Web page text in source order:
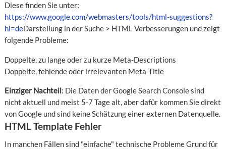
Diese finden Sie unter:
https://www.google.com/webmasters/tools/html-suggestions?
hl=deDarstellung in der Suche > HTML Verbesserungen und zeigt
folgende Probleme:
Doppelte, zu lange oder zu kurze Meta-Descriptions
Doppelte, fehlende oder irrelevanten Meta-Title
Einziger Nachteil: Die Daten der Google Search Console sind
nicht aktuell und meist 5-7 Tage alt, aber dafür kommen Sie direkt
von Google und sind keine Schätzung einer externen Datenquelle.
HTML Template Fehler
In manchen Fällen sind "einfache" technische Probleme Grund für